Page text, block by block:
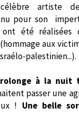
artiste
pour son
été réalisées
aux
palestinien...).
à la nuit
passer une
! Une belle